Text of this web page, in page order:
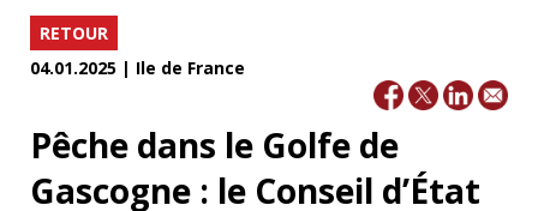
RETOUR
04.01.2025 | Ile de France
Pêche dans le Golfe de
Gascogne : le Conseil d’État